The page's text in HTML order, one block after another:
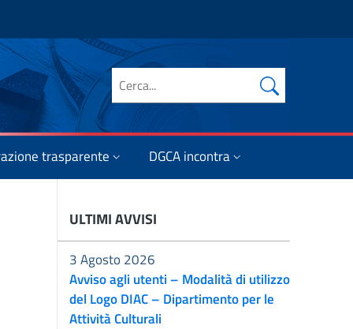
Cerca nel sito
trasparente DGCA incontra
ULTIMI AVVISI
Avviso agli utenti – Modalità di utilizzo
del Logo DIAC – Dipartimento per le
Attività Culturali
3 Agosto 2026